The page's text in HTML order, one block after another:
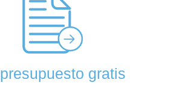
gratis